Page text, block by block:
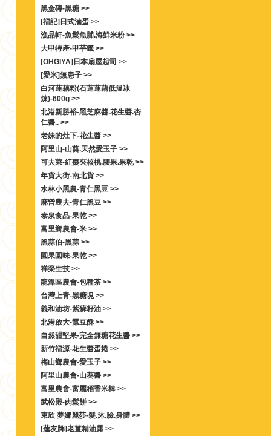
黑金磚-黑糖 >>
[福記]日式滷蛋 >>
漁品軒-魚鬆魚脯.海鮮米粉 >>
大甲特產-甲芋籤 >>
[OHGIYA]日本扇屋起司 >>
[愛米]無患子 >>
白河蓮藕粉(石蓮蓮藕低溫冰
煉)-600g >>
北港新勝裕-黑芝麻醬.花生醬.杏
仁醬.. >>
老妹的灶下-花生醬 >>
阿里山-山葵.天然愛玉子 >>
可夫萊-紅棗夾核桃.腰果.果乾 >>
年貨大街-南北貨 >>
水林小黑農-青仁黑豆 >>
麻營農夫-青仁黑豆 >>
泰泉食品-果乾 >>
富里鄉農會-米 >>
黑蒜伯-黑蒜 >>
園果園味-果乾 >>
祥榮生技 >>
龍潭區農會-包種茶 >>
台灣上青-黑糖塊 >>
義和油坊-紫蘇籽油 >>
北港啟大-蠶豆酥 >>
自然甜堅果-完全無糖花生醬 >>
新竹福源-花生醬蛋捲 >>
梅山鄉農會-愛玉子 >>
阿里山農會-山葵醬 >>
富里農會-富麗稻香米棒 >>
武松殿-肉鬆餅 >>
東欣 夢娜麗莎-髮.沐.臉.身體 >>
[蓮友牌]老薑精油露 >>